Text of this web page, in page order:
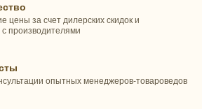
цены за счет дилерских скидок и
производителями
опытных менеджеров-товароведов